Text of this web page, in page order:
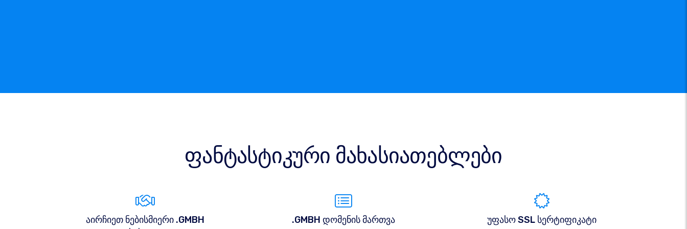
ფანტასტიკური მახასიათებლები
აირჩიეთ ნებისმიერი .GMBH
.GMBH დომენის მართვა უფასო SSL სერტიფიკატი